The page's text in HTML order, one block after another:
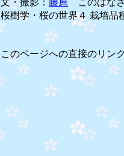
文・撮影： 藤原 このはな
桜樹学・桜の世界４ 栽培品
このページへの直接のリン